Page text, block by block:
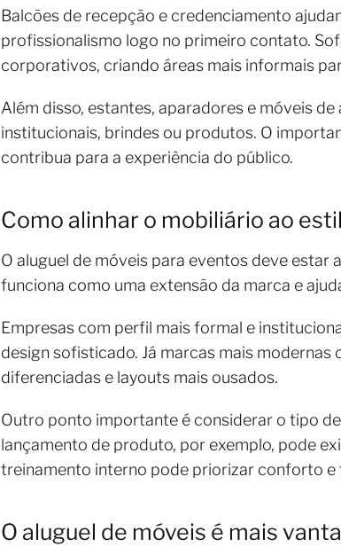
Balcões de recepção e credenciamento
profissionalismo logo no primeiro contato.
corporativos, criando áreas mais informais
Além disso, estantes, aparadores e móveis
institucionais, brindes ou produtos. O
contribua para a experiência do público.
Como alinhar o mobiliário ao
O aluguel de móveis para eventos deve estar
funciona como uma extensão da marca e
Empresas com perfil mais formal e
design sofisticado. Já marcas mais
diferenciadas e layouts mais ousados.
Outro ponto importante é considerar o tipo
lançamento de produto, por exemplo, pode
treinamento interno pode priorizar conforto e
O aluguel de móveis é mais